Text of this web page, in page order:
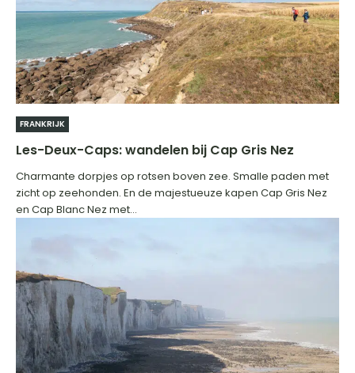
FRANKRIJK
Les-Deux-Caps: wandelen bij Cap Gris Nez
Charmante dorpjes op rotsen boven zee. Smalle paden met
zicht op zeehonden. En de majestueuze kapen Cap Gris Nez
en Cap Blanc Nez met...